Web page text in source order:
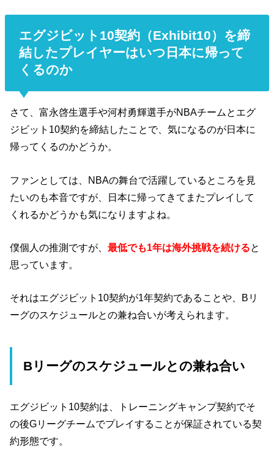
エグジビット10契約（Exhibit10）を締
結したプレイヤーはいつ日本に帰って
くるのか
さて、富永啓生選手や河村勇輝選手がNBAチームとエグ
ジビット10契約を締結したことで、気になるのが日本に
帰ってくるのかどうか。
ファンとしては、NBAの舞台で活躍しているところを見
たいのも本音ですが、日本に帰ってきてまたプレイして
くれるかどうかも気になりますよね。
僕個人の推測ですが、最低でも1年は海外挑戦を続けると
思っています。
それはエグジビット10契約が1年契約であることや、Bリ
ーグのスケジュールとの兼ね合いが考えられます。
Bリーグのスケジュールとの兼ね合い
エグジビット10契約は、トレーニングキャンプ契約でそ
の後Gリーグチームでプレイすることが保証されている契
約形態です。